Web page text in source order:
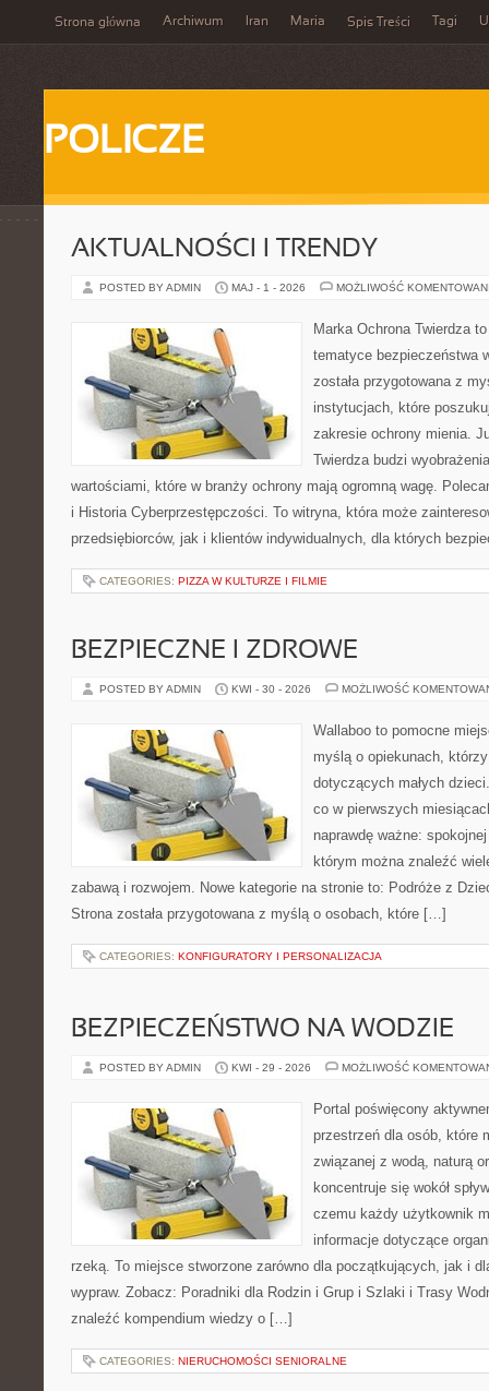
Strona główna Archiwum Iran Maria Spis Treści Tagi
POLICZE
AKTUALNOŚCI I TRENDY
POSTED BY ADMIN MAJ - 1 - 2026 MOŻLIWOŚĆ
Marka Ochrona Twierdza
tematyce bezpieczeństwa
została przygotowana z
instytucjach, które
zakresie ochrony mienia.
Twierdza budzi
wartościami, które w branży ochrony mają ogromną wagę.
i Historia Cyberprzestępczości. To witryna, która może
przedsiębiorców, jak i klientów indywidualnych, dla których
CATEGORIES: PIZZA W KULTURZE I FILMIE
BEZPIECZNE I ZDROWE
POSTED BY ADMIN KWI - 30 - 2026 MOŻLIWOŚĆ
Wallaboo to pomocne
myślą o opiekunach,
dotyczących małych
co w pierwszych
naprawdę ważne:
którym można znaleźć
zabawą i rozwojem. Nowe kategorie na stronie to: Podróże z
Strona została przygotowana z myślą o osobach, które […]
CATEGORIES: KONFIGURATORY I PERSONALIZACJA
BEZPIECZEŃSTWO NA WODZIE
POSTED BY ADMIN KWI - 29 - 2026 MOŻLIWOŚĆ
Portal poświęcony
przestrzeń dla osób, które
związanej z wodą, naturą
koncentruje się wokół
czemu każdy użytkownik
informacje dotyczące
rzeką. To miejsce stworzone zarówno dla początkujących, jak i
wypraw. Zobacz: Poradniki dla Rodzin i Grup i Szlaki i Trasy
znaleźć kompendium wiedzy o […]
CATEGORIES: NIERUCHOMOŚCI SENIORALNE